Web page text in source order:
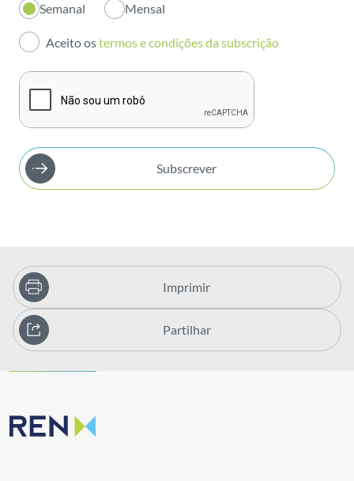
Investidores
Publicações
Semanal Mensal
Aceito ostermos e condições da subscrição
Subscrever
Imprimir
Partilhar